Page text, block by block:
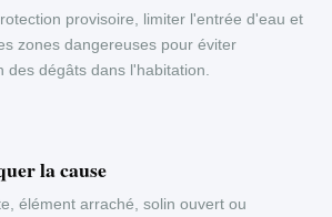
provisoire, limiter l'entrée d'eau et
zones dangereuses pour éviter
des dégâts dans l'habitation.
la cause
élément arraché, solin ouvert ou